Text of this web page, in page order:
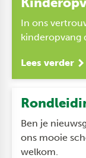
In ons
kinderopvang
Lees verder
Ben je
ons mooie
welkom.